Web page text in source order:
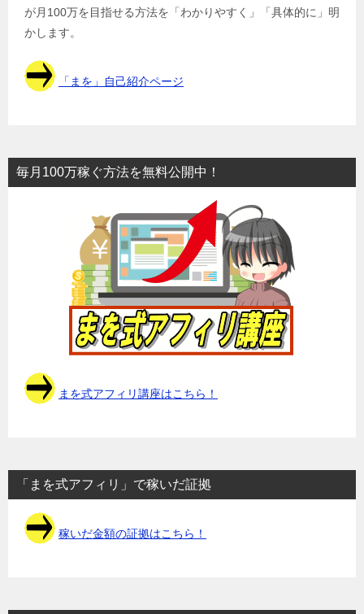
が月100万を目指せる方法を「わかりやすく」「具体的に」明
かします。
「まを」自己紹介ページ
毎月100万稼ぐ方法を無料公開中！
まを式アフィリ講座はこちら！
「まを式アフィリ」で稼いだ証拠
稼いだ金額の証拠はこちら！